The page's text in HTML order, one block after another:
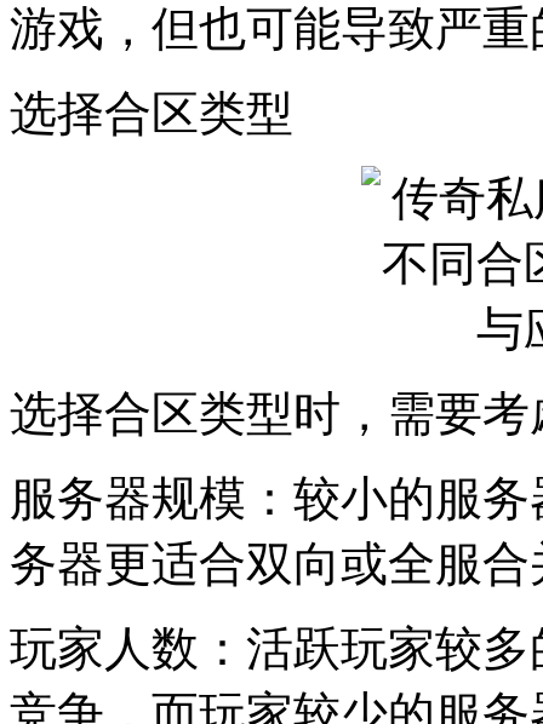
游戏，但也可能导致严
选择合区类型
选择合区类型时，需要
服务器规模：较小的服
务器更适合双向或全服合
玩家人数：活跃玩家较
竞争，而玩家较少的服